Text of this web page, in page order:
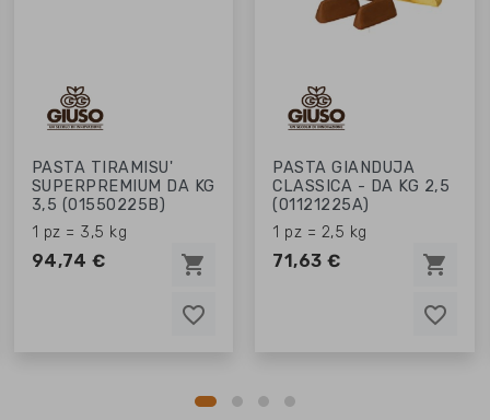
favorite_border
favorite_border
favorite_border
PASTA TIRAMISU'
SUPERPREMIUM DA KG
3,5 (01550225B)
1 pz = 3,5 kg
94,74 € shopping_cart
favorite_border
favorite_border
favorite_border
PASTA GIANDUJA
CLASSICA - DA KG 2,5
(01121225A)
1 pz = 2,5 kg
71,63 € shopping_cart